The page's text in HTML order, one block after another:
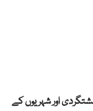
اور شہریوں کے